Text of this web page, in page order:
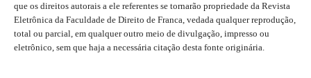
que os direitos autorais a ele referentes se tornarão propriedade da Revista
Eletrônica da Faculdade de Direito de Franca, vedada qualquer reprodução,
total ou parcial, em qualquer outro meio de divulgação, impresso ou
eletrônico, sem que haja a necessária citação desta fonte originária.